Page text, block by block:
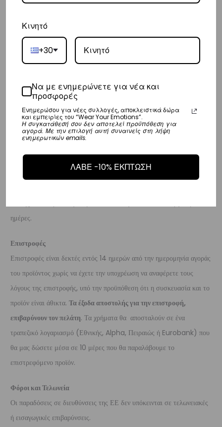
– Οι χρόνοι παράδοσης κυμαίνονται συνήθως από 2-7 εργάσιμες
– Τα έξοδα αποστολής για όλο την Ευρώπη είναι στα
παράδοσή σας.
– Οι χρόνοι παράδοσης κυμαίνονται συνήθως από 3-8 εργάσιμες
ημέρες.
Διεθνή
– Τα έξοδα αποστολής για όλο τον υπόλοιπο κόσμο είναι στα
€35
ημέρες.
Επιστροφές
Επιστροφές είναι δεκτές εντός 14 ημερών από την ημερομηνία αγοράς
του προϊόντος χωρίς να έχετε την υποχρέωση να αναφέρετε τους
λόγους της επιστροφής, υπό την προϋπόθεση ότι η συσκευασία και το
προϊόν είναι άθικτα. Τα έξοδα αποστολής για την επιστροφή,
επιβαρύνουν τον πελάτη. Τα χρήματα θα αποσταλούν σε ένα
τραπεζικό λογαριασμό (Εθνικής, Alpha, Πειραιώς ή Eurobank) που
θα μας δώσετε μέσα σε 10 μέρες που θα παραλάβουμε το
επιστρεφόμενο προϊόν.
Φόροι και Τελωνεία
Οι παραδόσεις σε διευθύνσεις της ΕΕ δεν υπόκεινται σε τελωνειακές
ή εισαγωγικές επιβαρύνσεις.
Κινητό
+30
Να με ενημερώνετε για νέα και
προσφορές
Ενημερώσου για νέες συλλογές, αποκλειστικά δώρα
και εμπειρίες του “Wear Your Emotions”.
Η συγκατάθεσή σου δεν αποτελεί προϋπόθεση για
αγορά. Με την επιλογή αυτή συναινείς στη λήψη
ενημερωτικών emails.
ΛΑΒΕ -10% ΕΚΠΤΩΣΗ